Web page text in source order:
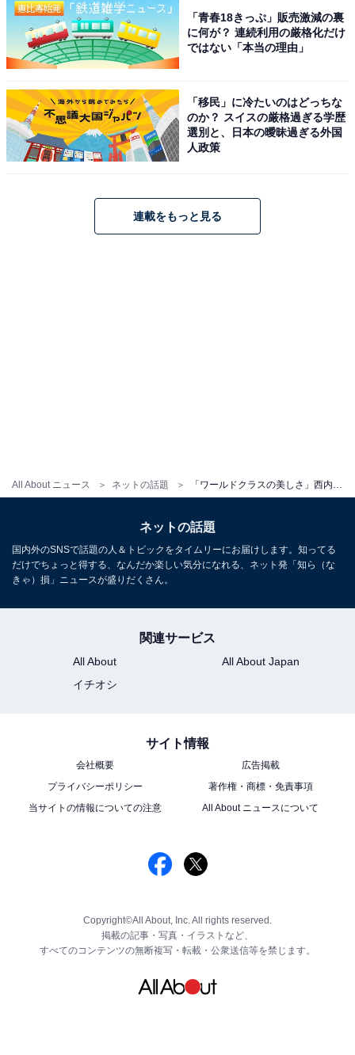
All About ニュース ネットの話題
「青春18きっぷ」販売激減の裏
に何が？ 連続利用の厳格化だけ
ではない「本当の理由」
「移民」に冷たいのはどっちな
のか？ スイスの厳格過ぎる学歴
選別と、日本の曖昧過ぎる外国
人政策
連載をもっと見る
ネットの話題
国内外のSNSで話題の人＆トピックをタイムリーにお届けします。知ってる
だけでちょっと得する、なんだか楽しい気分になれる、ネット発「知ら（な
きゃ）損」ニュースが盛りだくさん。
関連サービス
All About
All About Japan
イチオシ
サイト情報
会社概要
広告掲載
プライバシーポリシー
著作権・商標・免責事項
当サイトの情報についての注意
All About ニュースについて
Copyright©All About, Inc. All rights reserved.
掲載の記事・写真・イラストなど、
すべてのコンテンツの無断複写・転載・公衆送信等を禁じます。